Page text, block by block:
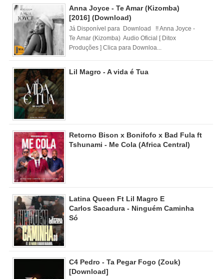
Anna Joyce - Te Amar (Kizomba)
[2016] (Download)
Já Disponível para Download !! Anna Joyce -
Te Amar (Kizomba) Audio Oficial [ Ditox
Produções ] Clica para Downloa...
Lil Magro - A vida é Tua
Retorno Bison x Bonifofo x Bad Fula ft
Tshunami - Me Cola (Africa Central)
Latina Queen Ft Lil Magro E
Carlos Sacadura - Ninguém Caminha
Só
C4 Pedro - Ta Pegar Fogo (Zouk)
[Download]